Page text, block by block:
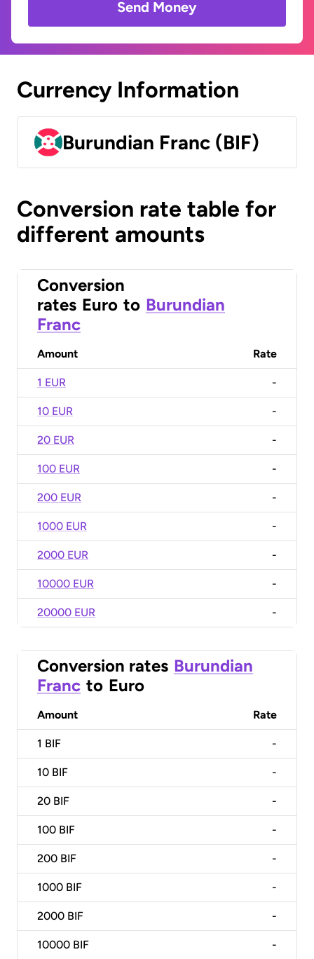
Send Money
Currency Information
Burundian Franc (BIF)
Conversion rate table for
different amounts
Conversion
rates Euro to Burundian
Franc
Amount Rate
1 EUR -
10 EUR -
20 EUR -
100 EUR -
200 EUR -
1000 EUR -
2000 EUR -
10000 EUR -
20000 EUR -
Conversion rates Burundian
Franc to Euro
Amount Rate
1 BIF -
10 BIF -
20 BIF -
100 BIF -
200 BIF -
1000 BIF -
2000 BIF -
10000 BIF -